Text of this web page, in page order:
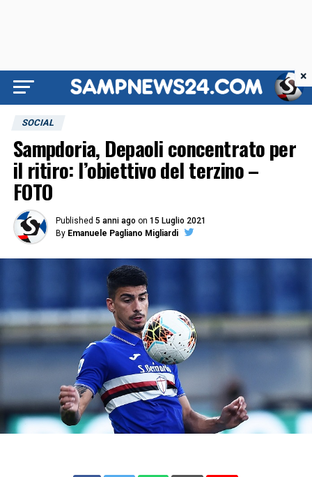
SOCIAL
Sampdoria, Depaoli concentrato per
il ritiro: l’obiettivo del terzino –
FOTO
Published 5 anni ago on 15 Luglio 2021
By Emanuele Pagliano Migliardi
×